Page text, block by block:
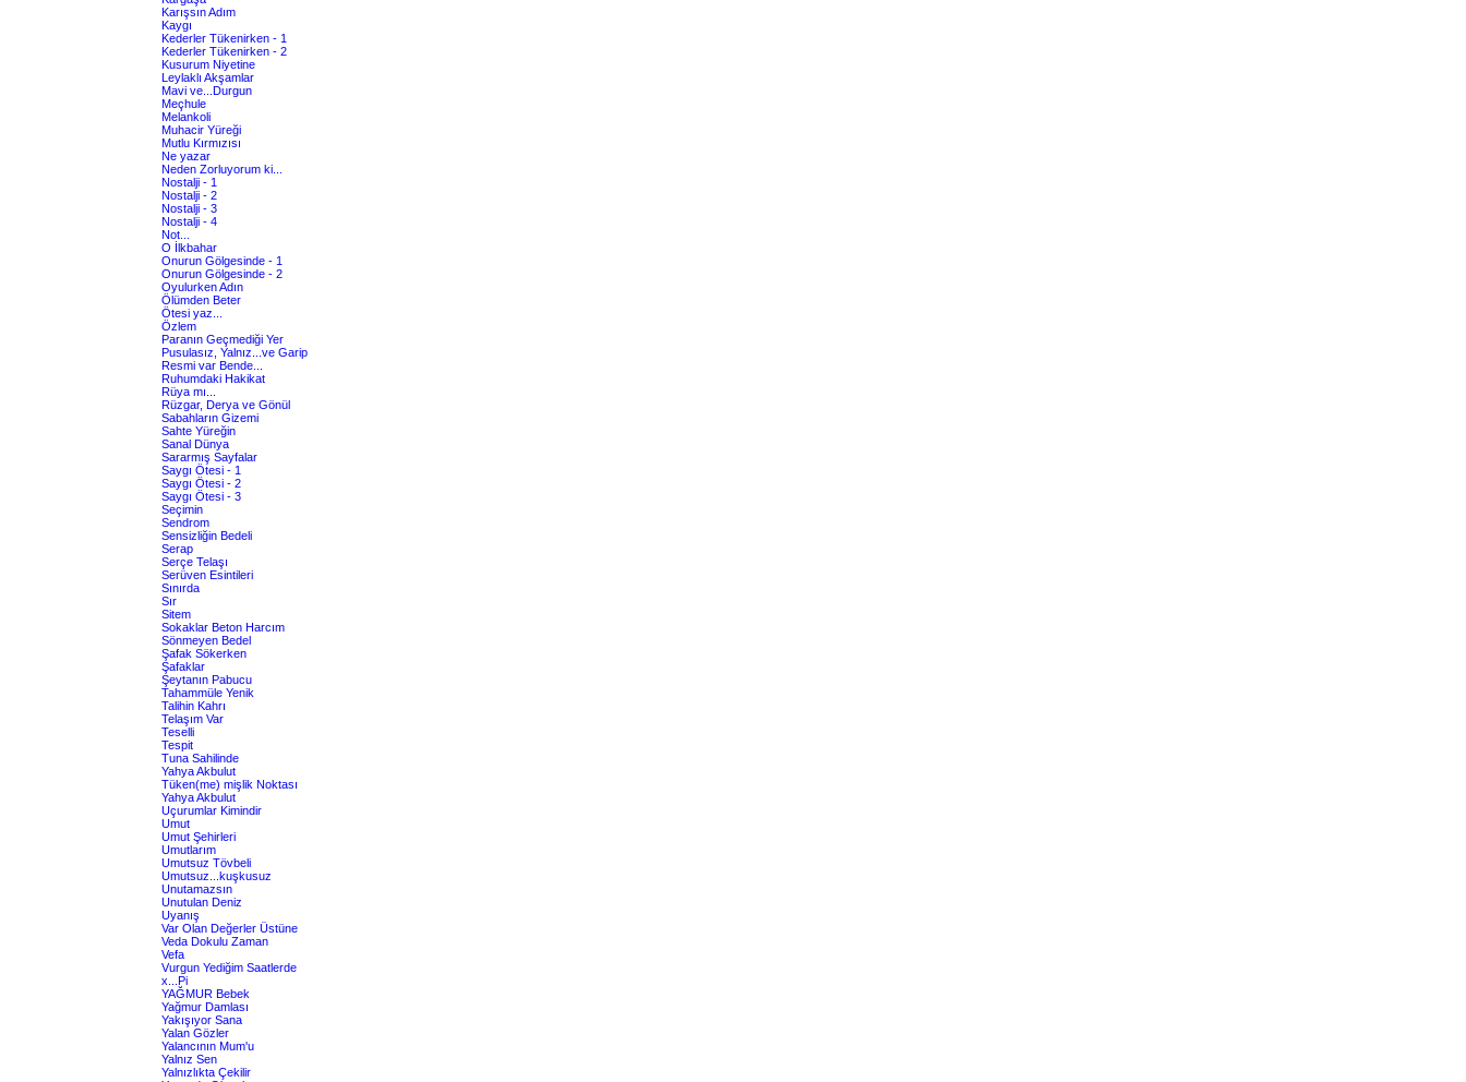
Karışsın Adım
Kaygı
Kederler Tükenirken - 1
Kederler Tükenirken - 2
Kusurum Niyetine
Leylaklı Akşamlar
Mavi ve...Durgun
Meçhule
Melankoli
Muhacir Yüreği
Mutlu Kırmızısı
Ne yazar
Neden Zorluyorum ki...
Nostalji - 1
Nostalji - 2
Nostalji - 3
Nostalji - 4
Not...
O İlkbahar
Onurun Gölgesinde - 1
Onurun Gölgesinde - 2
Oyulurken Adın
Ölümden Beter
Ötesi yaz...
Özlem
Paranın Geçmediği Yer
Pusulasız, Yalnız...ve Garip
Resmi var Bende...
Ruhumdaki Hakikat
Rüya mı...
Rüzgar, Derya ve Gönül
Sabahların Gizemi
Sahte Yüreğin
Sanal Dünya
Sararmış Sayfalar
Saygı Ötesi - 1
Saygı Ötesi - 2
Saygı Ötesi - 3
Seçimin
Sendrom
Sensizliğin Bedeli
Serap
Serçe Telaşı
Serüven Esintileri
Sınırda
Sır
Sitem
Sokaklar Beton Harcım
Sönmeyen Bedel
Şafak Sökerken
Şafaklar
Şeytanın Pabucu
Tahammüle Yenik
Talihin Kahrı
Telaşım Var
Teselli
Tespit
Tuna Sahilinde
Yahya Akbulut
Tüken(me) mişlik Noktası
Yahya Akbulut
Uçurumlar Kimindir
Umut
Umut Şehirleri
Umutlarım
Umutsuz Tövbeli
Umutsuz...kuşkusuz
Unutamazsın
Unutulan Deniz
Uyanış
Var Olan Değerler Üstüne
Veda Dokulu Zaman
Vefa
Vurgun Yediğim Saatlerde
x...Pi
YAĞMUR Bebek
Yağmur Damlası
Yakışıyor Sana
Yalan Gözler
Yalancının Mum'u
Yalnız Sen
Yalnızlıkta Çekilir